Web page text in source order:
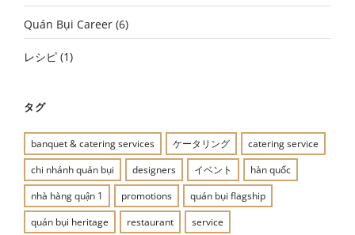
Quán Bụi Career (6)
レシピ (1)
タグ
banquet & catering services ケータリング
catering service
chi nhánh quán bụi
designers イベント
hàn quốc
nhà hàng quận 1
promotions
quán bụi flagship
quán bụi heritage
restaurant service